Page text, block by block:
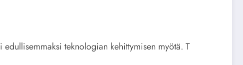
teknologian kehittymisen myötä. T